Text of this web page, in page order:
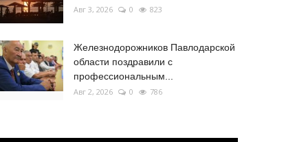
Авг 3, 2026 0 823
Железнодорожников Павлодарской
области поздравили с
профессиональным...
Авг 2, 2026 0 786